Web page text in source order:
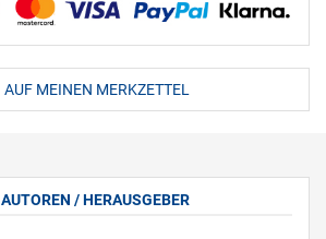
AUF MEINEN MERKZETTEL
AUTOREN / HERAUSGEBER